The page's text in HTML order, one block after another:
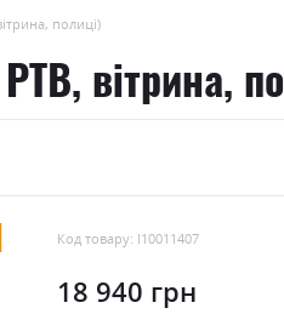
полиці)
вітрина,
Код товару: l10011407
18 940 грн